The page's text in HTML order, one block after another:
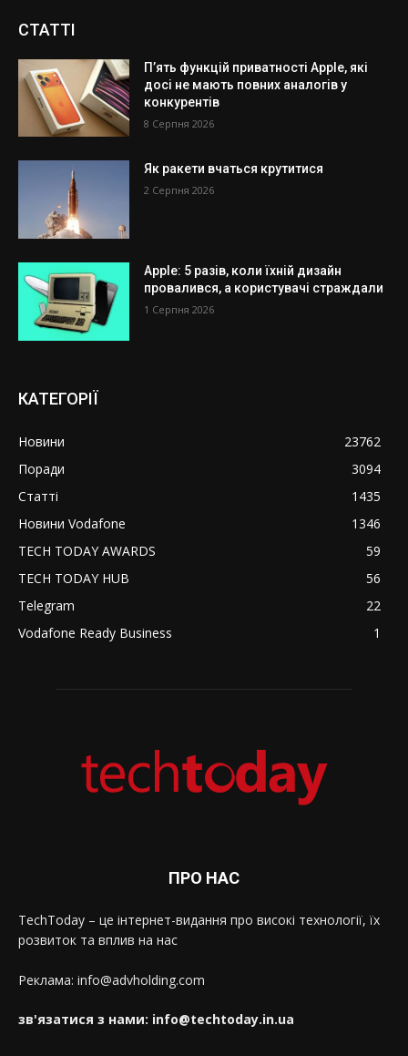
СТАТТІ
П’ять функцій приватності Apple, які
досі не мають повних аналогів у
конкурентів
8 Серпня 2026
Як ракети вчаться крутитися
2 Серпня 2026
Apple: 5 разів, коли їхній дизайн
провалився, а користувачі страждали
1 Серпня 2026
КАТЕГОРІЇ
Новини
23762
Поради
3094
Статті
1435
Новини Vodafone
1346
TECH TODAY AWARDS
59
TECH TODAY HUB
56
Telegram
22
Vodafone Ready Business
1
ПРО НАС
TechToday – це інтернет-видання про високі технології, їх
розвиток та вплив на нас
Реклама: info@advholding.com
зв'язатися з нами: info@techtoday.in.ua